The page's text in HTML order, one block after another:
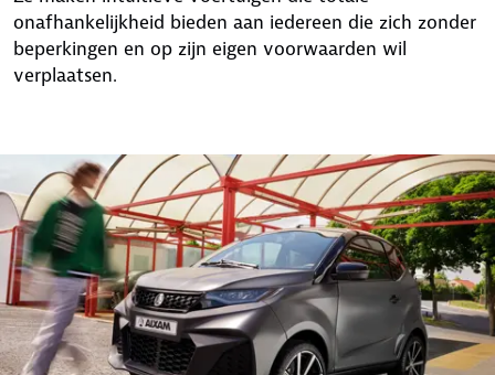
onafhankelijkheid bieden aan iedereen die zich zonder
beperkingen en op zijn eigen voorwaarden wil
verplaatsen.